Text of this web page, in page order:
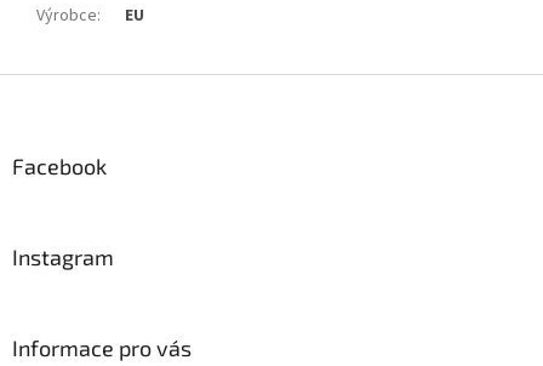
Výrobce: EU
Facebook
Instagram
Informace pro vás